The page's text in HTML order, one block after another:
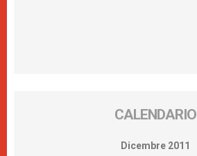
CALENDARIO
Dicembre 2011